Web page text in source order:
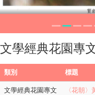
文學經典花園專
類別 標題
文學經典花園專文 〈花朝